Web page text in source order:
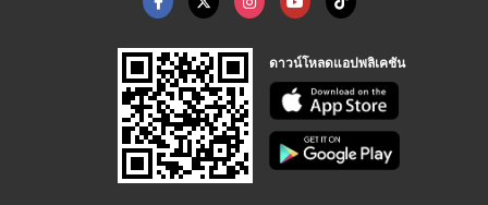
ดาวน์โหลดแอปพลิเคชัน